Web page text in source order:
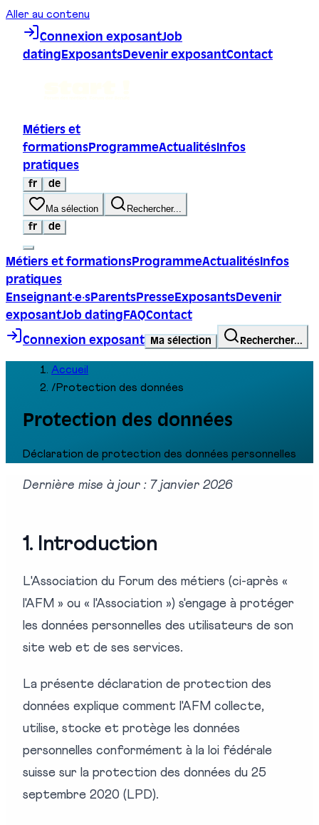
Aller au contenu
Connexion exposantJob
dating ExposantsDevenir exposantContact
Métiers et
formationsProgrammeActualités Infos
pratiques
fr de
Ma sélection Rechercher...
fr de
Métiers et formationsProgrammeActualités Infos
pratiques
Enseignant·e·sParentsPresseExposantsDevenir
exposantJob dating FAQContact
Connexion exposant Ma sélection Rechercher...
Accueil
/Protection des données
Protection des données
Déclaration de protection des données personnelles
Dernière mise à jour : 7 janvier 2026
1. Introduction
L'Association du Forum des métiers (ci-après «
l'AFM » ou « l'Association ») s'engage à protéger
les données personnelles des utilisateurs de son
site web et de ses services.
La présente déclaration de protection des
données explique comment l'AFM collecte,
utilise, stocke et protège les données
personnelles conformément à la loi fédérale
suisse sur la protection des données du 25
septembre 2020 (LPD).